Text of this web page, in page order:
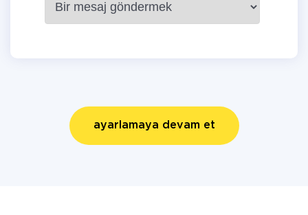
ayarlamaya devam et